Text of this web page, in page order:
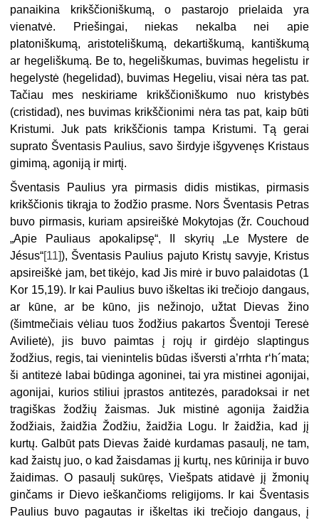
panaikina krikščioniškumą, o pastarojo prielaida yra
vienatvė. Priešingai, niekas nekalba nei apie
platoniškumą, aristoteliškumą, dekartiškumą, kantiškumą
ar hegeliškumą. Be to, hegeliškumas, buvimas hegelistu ir
hegelystė (hegelidad), buvimas Hegeliu, visai nėra tas pat.
Tačiau mes neskiriame krikščioniškumo nuo kristybės
(cristidad), nes buvimas krikščionimi nėra tas pat, kaip būti
Kristumi. Juk pats krikščionis tampa Kristumi. Tą gerai
suprato Šventasis Paulius, savo širdyje išgyvenęs Kristaus
gimimą, agoniją ir mirtį.
Šventasis Paulius yra pirmasis didis mistikas, pirmasis
krikščionis tikrąja to žodžio prasme. Nors Šventasis Petras
buvo pirmasis, kuriam apsireiškė Mokytojas (žr. Couchoud
„Apie Pauliaus apokalipsę“, II skyrių „Le Mystere de
Jésus“ [11] ), Šventasis Paulius pajuto Kristų savyje, Kristus
apsireiškė jam, bet tikėjo, kad Jis mirė ir buvo palaidotas (1
Kor 15,19). Ir kai Paulius buvo iškeltas iki trečiojo dangaus,
ar kūne, ar be kūno, jis nežinojo, užtat Dievas žino
(šimtmečiais vėliau tuos žodžius pakartos Šventoji Teresė
Avilietė), jis buvo paimtas į rojų ir girdėjo slaptingus
žodžius, regis, tai vienintelis būdas išversti a’rrhta r‘h´mata;
ši antitezė labai būdinga agoninei, tai yra mistinei agonijai,
agonijai, kurios stiliui įprastos antitezės, paradoksai ir net
tragiškas žodžių žaismas. Juk mistinė agonija žaidžia
žodžiais, žaidžia Žodžiu, žaidžia Logu. Ir žaidžia, kad jį
kurtų. Galbūt pats Dievas žaidė kurdamas pasaulį, ne tam,
kad žaistų juo, o kad žaisdamas jį kurtų, nes kūrinija ir buvo
žaidimas. O pasaulį sukūręs, Viešpats atidavė jį žmonių
ginčams ir Dievo ieškančioms religijoms. Ir kai Šventasis
Paulius buvo pagautas ir iškeltas iki trečiojo dangaus, į